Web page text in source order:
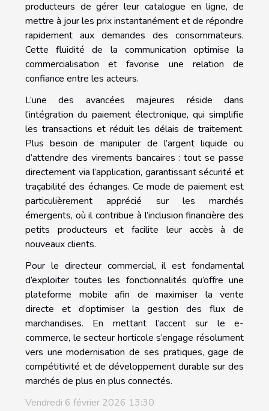
producteurs de gérer leur catalogue en ligne, de
mettre à jour les prix instantanément et de répondre
rapidement aux demandes des consommateurs.
Cette fluidité de la communication optimise la
commercialisation et favorise une relation de
confiance entre les acteurs.
L’une des avancées majeures réside dans
l’intégration du paiement électronique, qui simplifie
les transactions et réduit les délais de traitement.
Plus besoin de manipuler de l’argent liquide ou
d’attendre des virements bancaires : tout se passe
directement via l’application, garantissant sécurité et
traçabilité des échanges. Ce mode de paiement est
particulièrement apprécié sur les marchés
émergents, où il contribue à l’inclusion financière des
petits producteurs et facilite leur accès à de
nouveaux clients.
Pour le directeur commercial, il est fondamental
d’exploiter toutes les fonctionnalités qu’offre une
plateforme mobile afin de maximiser la vente
directe et d’optimiser la gestion des flux de
marchandises. En mettant l’accent sur le e-
commerce, le secteur horticole s’engage résolument
vers une modernisation de ses pratiques, gage de
compétitivité et de développement durable sur des
marchés de plus en plus connectés.
Vendredi 6 février 2026 13:30